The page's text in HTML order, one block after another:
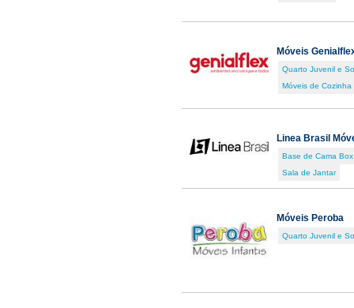
Móveis
Quarto Juvenil e
Móveis de Cozinha
Linea Brasil
Base de Cama Box
Sala de Jantar
Móveis Peroba
Quarto Juvenil e